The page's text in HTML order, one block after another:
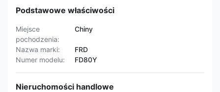
Podstawowe właściwości
Miejsce
pochodzenia:
Chiny
Nazwa marki:
FRD
Numer modelu:
FD80Y
Nieruchomości handlowe